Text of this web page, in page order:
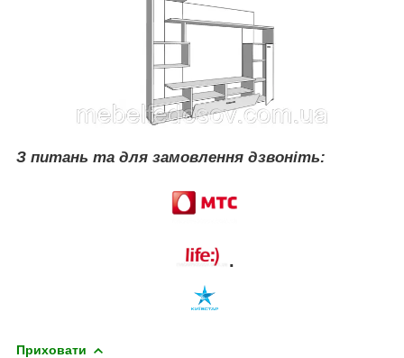
З питань та для замовлення дзвоніть:
.
Приховати